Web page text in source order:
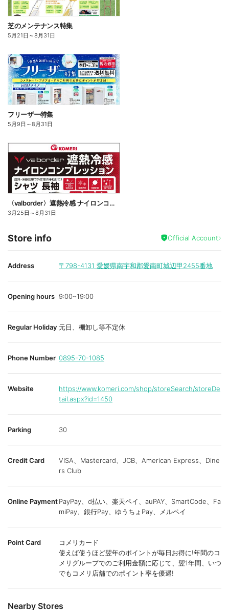
芝のメンテナンス特集
5月21日 ～8月31日
フリーザー特集
5月9日 ～8月31日
〈valborder〉遮熱冷感 ナイロンコンプレッション
3月25日 ～8月31日
Store info Official Account
Address 〒798-4131 愛媛県南宇和郡愛南町城辺甲2455番地
Opening hours 9:00~19:00
Regular Holiday 元日、棚卸し等不定休
Phone Number 0895-70-1085
Website
https://www.komeri.com/shop/storeSearch/storeDe
tail.aspx?id=1450
Parking 30
Credit Card
VISA、Mastercard、JCB、American Express、Dine
rs Club
Online PaymentPayPay、d払い、楽天ペイ、auPAY、SmartCode、Fa
miPay、銀行Pay、ゆうちょPay、メルペイ
Point Card
コメリカード
使えば使うほど翌年のポイントが毎日お得に!年間のコ
メリグループでのご利用金額に応じて、翌1年間、いつ
でもコメリ店舗でのポイント率を優遇!
Nearby Stores